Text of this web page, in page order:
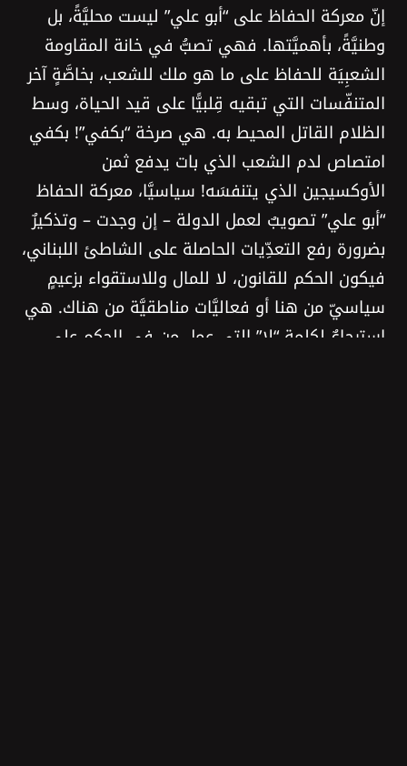
إنّ معركة الحفاظ على “أبو علي” ليست محليَّةً، بل
وطنيَّةً، بأهميَّتها. فهي تصبُّ في خانة المقاومة
الشعبِيَة للحفاظ على ما هو ملك للشعب، بخاصَّةٍ آخر
المتنفّسات التي تبقيه قِلبيًّا على قيد الحياة، وسط
الظلام القاتل المحيط به. هي صرخة “بكفي”! بكفي
امتصاص لدم الشعب الذي بات يدفع ثمن
الأوكسيجين الذي يتنفسَه! سياسيَّا، معركة الحفاظ
“أبو علي” تصويبٌ لعمل الدولة – إن وجدت – وتذكيرٌ
بضرورة رفع التعدِّيات الحاصلة على الشاطئ اللبناني،
فيكون الحكم للقانون، لا للمال وللاستقواء بزعيمٍ
سياسيّ من هنا أو فعاليَّات مناطقيَّة من هناك. هي
استرجاعٌ لكلمة “لا” التي عمل من في الحكم على